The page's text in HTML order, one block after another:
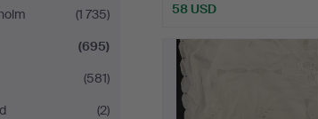
(1 735)
(695)
(581)
(2)
58 USD